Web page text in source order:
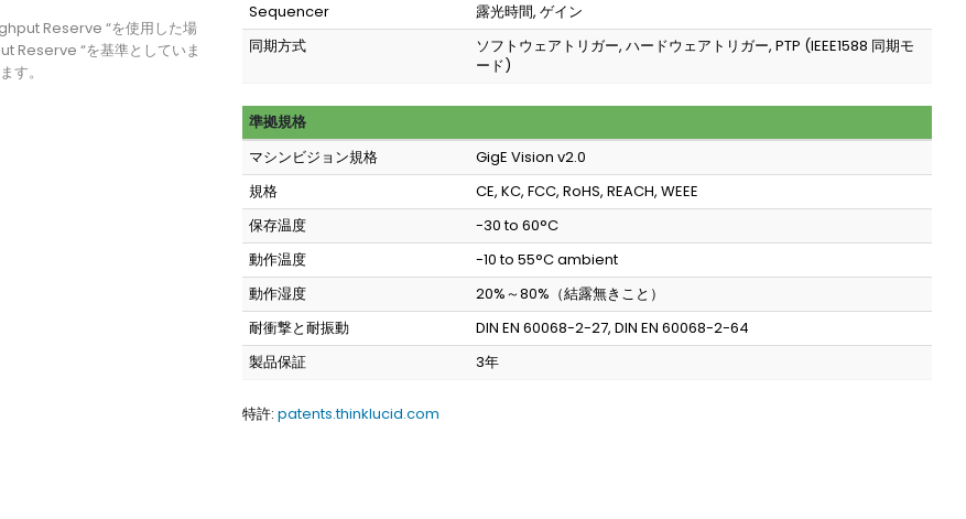
Reserve “を使用した場
Reserve “を基準としていま
す。
Sequencer
露光時間, ゲイン
同期方式
ソフトウェアトリガー, ハードウェアトリガー, PTP (IEEE1588 同期モ
ード)
準拠規格
マシンビジョン規格
GigE Vision v2.0
規格
CE, KC, FCC, RoHS, REACH, WEEE
保存温度
-30 to 60°C
動作温度
-10 to 55°C ambient
動作湿度
20%～80%（結露無きこと）
耐衝撃と耐振動
DIN EN 60068-2-27, DIN EN 60068-2-64
製品保証
3年
特許: patents.thinklucid.com